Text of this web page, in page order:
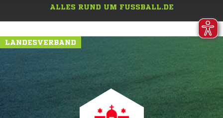
ALLES RUND UM FUSSBALL.DE
LANDESVERBAND